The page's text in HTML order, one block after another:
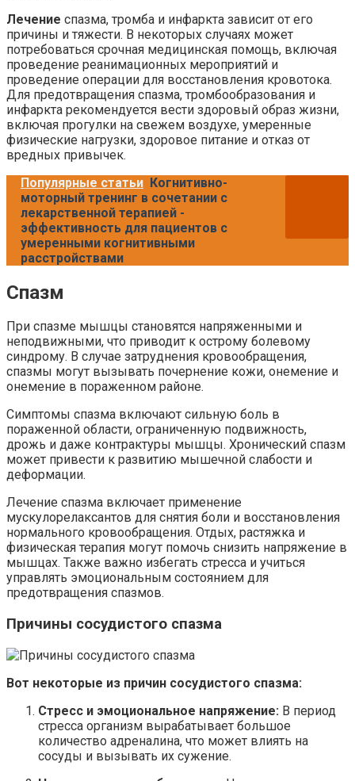
Лечение спазма, тромба и инфаркта зависит от его
причины и тяжести. В некоторых случаях может
потребоваться срочная медицинская помощь, включая
проведение реанимационных мероприятий и
проведение операции для восстановления кровотока.
Для предотвращения спазма, тромбообразования и
инфаркта рекомендуется вести здоровый образ жизни,
включая прогулки на свежем воздухе, умеренные
физические нагрузки, здоровое питание и отказ от
вредных привычек.
Популярные статьи Когнитивно-
моторный тренинг в сочетании с
лекарственной терапией -
эффективность для пациентов с
умеренными когнитивными
расстройствами
Спазм
При спазме мышцы становятся напряженными и
неподвижными, что приводит к острому болевому
синдрому. В случае затруднения кровообращения,
спазмы могут вызывать почернение кожи, онемение и
онемение в пораженном районе.
Симптомы спазма включают сильную боль в
пораженной области, ограниченную подвижность,
дрожь и даже контрактуры мышцы. Хронический спазм
может привести к развитию мышечной слабости и
деформации.
Лечение спазма включает применение
мускулорелаксантов для снятия боли и восстановления
нормального кровообращения. Отдых, растяжка и
физическая терапия могут помочь снизить напряжение в
мышцах. Также важно избегать стресса и учиться
управлять эмоциональным состоянием для
предотвращения спазмов.
Причины сосудистого спазма
Вот некоторые из причин сосудистого спазма:
Стресс и эмоциональное напряжение: В период
стресса организм вырабатывает большое
количество адреналина, что может влиять на
сосуды и вызывать их сужение.